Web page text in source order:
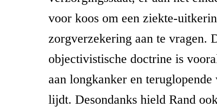
voor koos om een ziekte-
zorgverzekering aan te vragen.
objectivistische doctrine is
aan longkanker en
lijdt. Desondanks hield Rand